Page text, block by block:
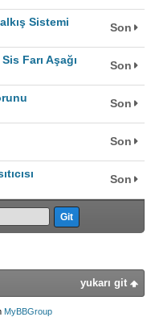
Sistemi Son
Sis Farı Aşağı Son
Son
Son
Son
yukarı git
MyBBGroup